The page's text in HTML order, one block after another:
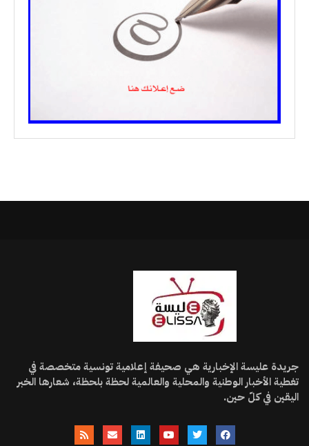
جريدة عليسة الإخبارية هي صحيفة إعلامية تونسية متخصصة في
تغطية الأخبار الوطنية والمحلية والعالمية لحظة بلحظة، شعارها الخبر
اليقين في كلّ حين.